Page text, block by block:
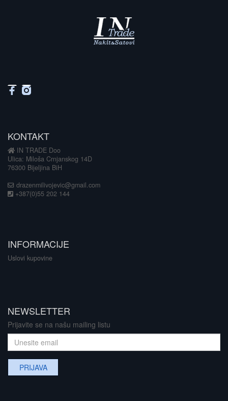
KONTAKT
IN TRADE Doo
Ulica: Miloša Crnjanskog 14D
76300 Bijeljina BiH
drazenmilivojevic@gmail.com
+387(0)55 202 144
INFORMACIJE
Uslovi kupovine
NEWSLETTER
Prijavite se na našu mailing listu
PRIJAVA